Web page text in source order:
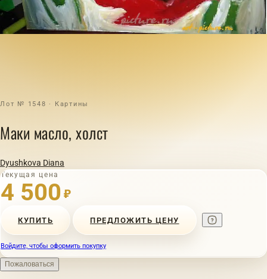
Лот № 1548 · Картины
Маки масло, холст
Dyushkova Diana
Текущая цена
4 500 ₽
КУПИТЬ ПРЕДЛОЖИТЬ ЦЕНУ
Войдите, чтобы оформить покупку
Пожаловаться